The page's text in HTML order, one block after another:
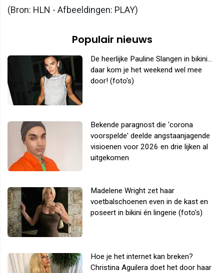
(Bron: HLN - Afbeeldingen: PLAY)
Populair nieuws
De heerlijke Pauline Slangen in bikini...
daar kom je het weekend wel mee
door! (foto's)
Bekende paragnost die 'corona
voorspelde' deelde angstaanjagende
visioenen voor 2026 en drie lijken al
uitgekomen
Madelene Wright zet haar
voetbalschoenen even in de kast en
poseert in bikini én lingerie (foto's)
Hoe je het internet kan breken?
Christina Aguilera doet het door haar